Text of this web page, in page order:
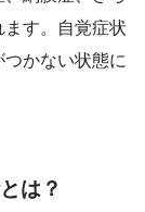
ます。自覚症状
かない状態に
は？